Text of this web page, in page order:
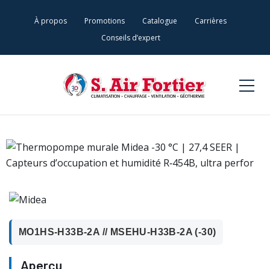
À propos Promotions Catalogue
Carrières
Conseils d’expert
MO1HS-H33B-2A // MSEHU-H33B-2A (-30)
Aperçu